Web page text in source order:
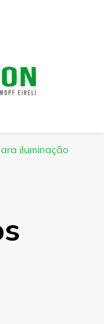
iluminação